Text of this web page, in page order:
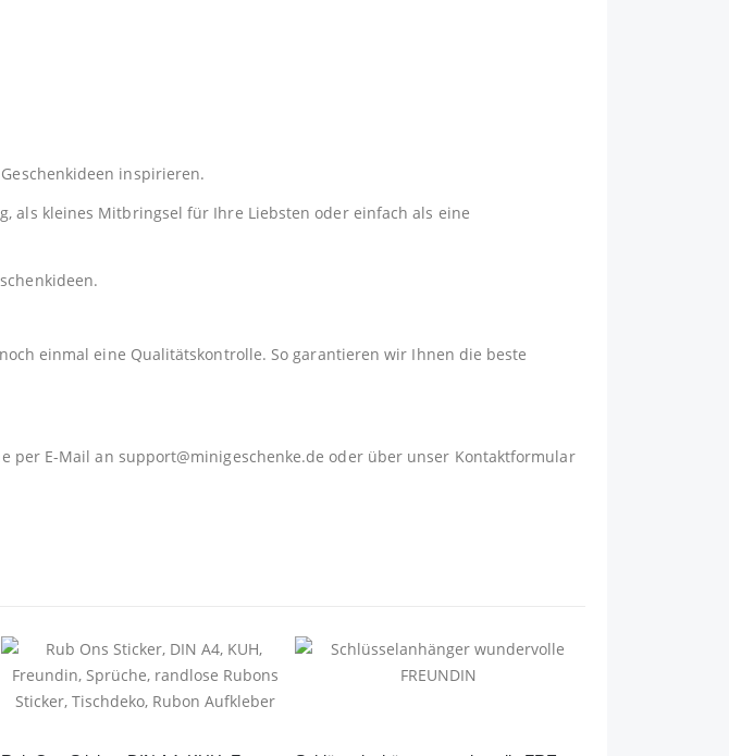
inspirieren.
als kleines Mitbringsel für Ihre Liebsten oder einfach als eine
einmal eine Qualitätskontrolle. So garantieren wir Ihnen die beste
per E-Mail an support@minigeschenke.de oder über unser Kontaktformular